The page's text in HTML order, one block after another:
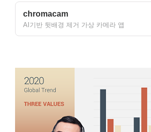
chromacam
AI기반 뒷배경 제거 가상 카메라 앱